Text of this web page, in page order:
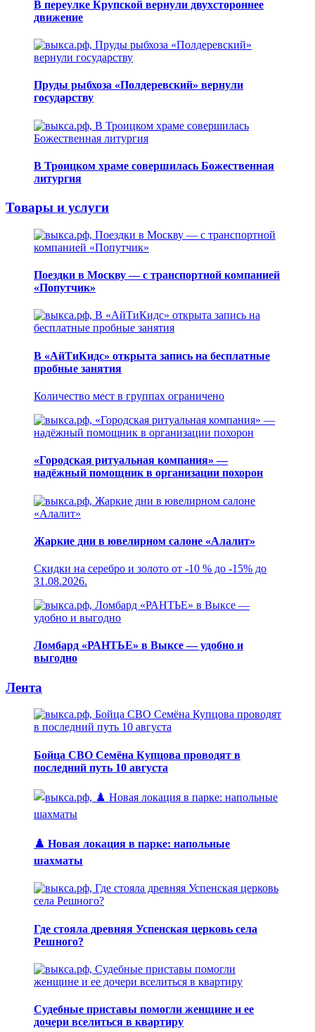
В переулке Крупской вернули двухстороннее
движение
Пруды рыбхоза «Полдеревский» вернули
государству
В Троицком храме совершилась Божественная
литургия
Товары и услуги
Поездки в Москву — с транспортной компанией
«Попутчик»
В «АйТиКидс» открыта запись на бесплатные
пробные занятия
Количество мест в группах ограничено
«Городская ритуальная компания» —
надёжный помощник в организации похорон
Жаркие дни в ювелирном салоне «Алалит»
Скидки на серебро и золото от -10 % до -15% до
31.08.2026.
Ломбард «РАНТЬЕ» в Выксе — удобно и
выгодно
Лента
Бойца СВО Семёна Купцова проводят в
последний путь 10 августа
♟️ Новая локация в парке: напольные
шахматы
Где стояла древняя Успенская церковь села
Решного?
Судебные приставы помогли женщине и ее
дочери вселиться в квартиру